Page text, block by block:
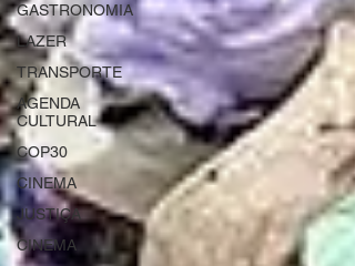
GASTRONOMIA
LAZER
TRANSPORTE
AGENDA
CULTURAL
COP30
CINEMA
JUSTIÇA
CINEMA